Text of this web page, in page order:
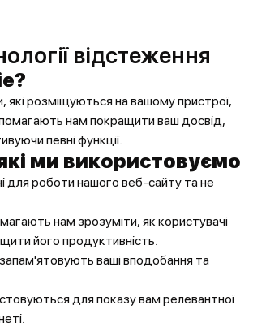
відстеження
які розміщуються на вашому пристрої,
нам покращити ваш досвід,
певні функції.
ми використовуємо
для роботи нашого веб-сайту та не
нам зрозуміти, як користувачі
його продуктивність.
ваші вподобання та
для показу вам релевантної